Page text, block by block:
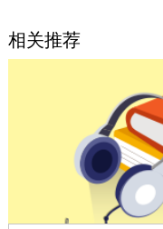
中介服务
12345网上接诉即办
相关推荐